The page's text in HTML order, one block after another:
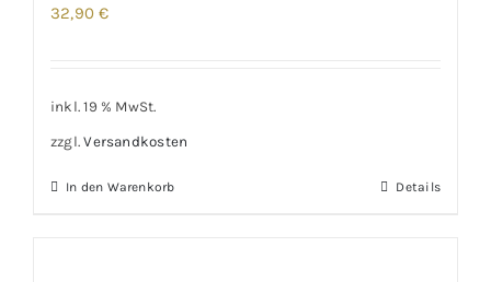
32,90€
inkl. 19 % MwSt.
zzgl.Versandkosten
In den Warenkorb Details